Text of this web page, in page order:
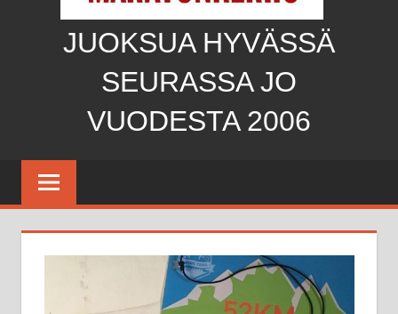
JUOKSUA HYVÄSSÄ
SEURASSA JO
VUODESTA 2006
Maratonkerho